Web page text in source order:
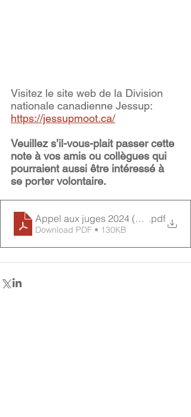
Visitez le site web de la Division
nationale canadienne Jessup:
https://jessupmoot.ca/
Veuillez s’il-vous-plait passer cette
note à vos amis ou collègues qui
pourraient aussi être intéressé à
se porter volontaire.
Appel aux juges 2024 .pdf
Download PDF • 130KB